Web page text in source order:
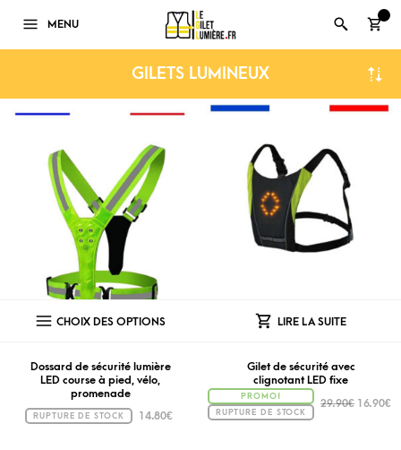
MENU
GILETS LUMINEUX
CHOIX DES OPTIONS
Dossard de sécurité lumière
LED course à pied, vélo,
promenade
RUPTURE DE STOCK 14.80€
LIRE LA SUITE
Gilet de sécurité avec
clignotant LED fixe
PROMO!
RUPTURE DE STOCK
29.90€ 16.90€